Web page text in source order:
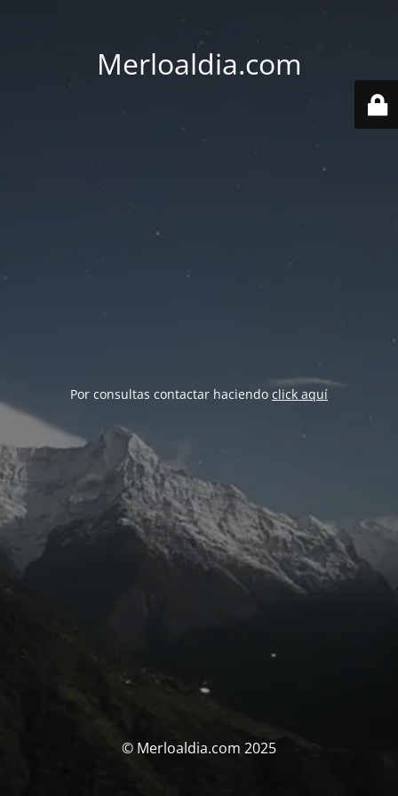
Merloaldia.com
Por consultas contactar haciendo click aquí
© Merloaldia.com 2025